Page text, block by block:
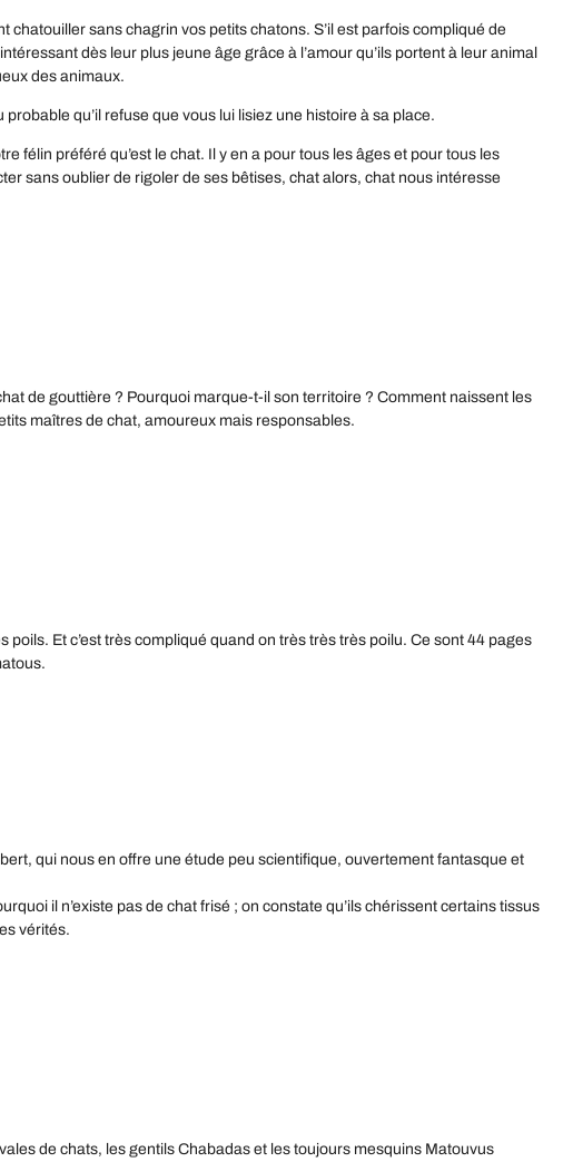
sans chagrin vos petits chatons. S’il est parfois compliqué de
dès leur plus jeune âge grâce à l’amour qu’ils portent à leur animal
des animaux.
qu’il refuse que vous lui lisiez une histoire à sa place.
félin préféré qu’est le chat. Il y en a pour tous les âges et pour tous les
sans oublier de rigoler de ses bêtises, chat alors, chat nous intéresse
de gouttière ? Pourquoi marque-t-il son territoire ? Comment naissent les
maîtres de chat, amoureux mais responsables.
Et c’est très compliqué quand on très très très poilu. Ce sont 44 pages
qui nous en offre une étude peu scientifique, ouvertement fantasque et
il n’existe pas de chat frisé ; on constate qu’ils chérissent certains tissus
vérités.
de chats, les gentils Chabadas et les toujours mesquins Matouvus